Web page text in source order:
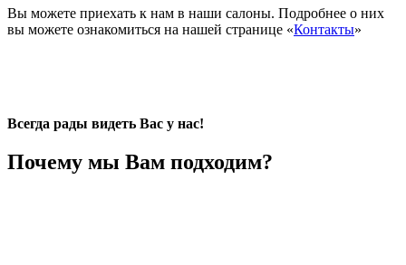
Вы можете приехать к нам в наши салоны. Подробнее о них
вы можете ознакомиться на нашей странице «Контакты»
Всегда рады видеть Вас у нас!
Почему мы Вам подходим?